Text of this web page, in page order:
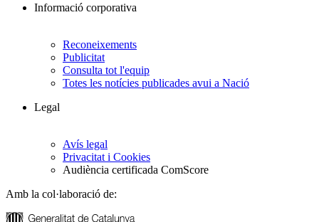
Informació corporativa
Reconeixements
Publicitat
Consulta tot l'equip
Totes les notícies publicades avui a Nació
Legal
Avís legal
Privacitat i Cookies
Audiència certificada ComScore
Amb la col·laboració de: